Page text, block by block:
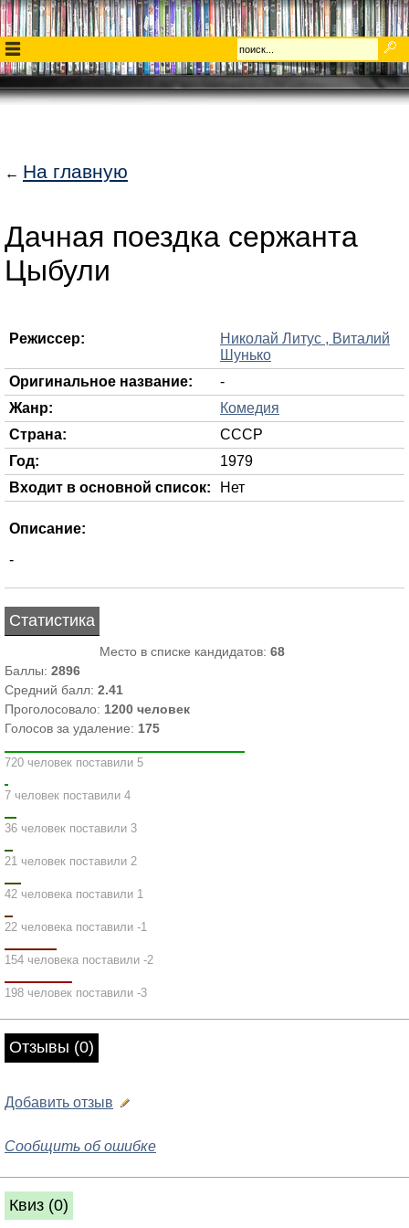
← На главную
Дачная поездка сержанта
Цыбули
Режиссер:
Николай Литус , Виталий
Шунько
Оригинальное название:
-
Жанр:
Комедия
Страна:
СССР
Год:
1979
Входит в основной список:
Нет
Описание:
-
Статистика
Место в списке кандидатов: 68
Баллы: 2896
Средний балл: 2.41
Проголосовало: 1200 человек
Голосов за удаление: 175
720 человек поставили 5
7 человек поставили 4
36 человек поставили 3
21 человек поставили 2
42 человека поставили 1
22 человека поставили -1
154 человека поставили -2
198 человек поставили -3
Отзывы (0)
Добавить отзыв
Сообщить об ошибке
Квиз (0)